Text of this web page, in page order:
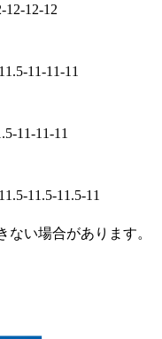
12-12-12
11-11-11
11-11-11
11.5-11.5-11
い場合があります。